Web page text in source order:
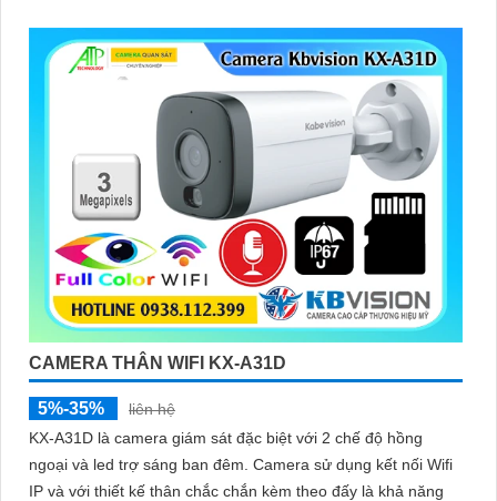
CAMERA THÂN WIFI KX-A31D
5%-35%
liên hệ
KX-A31D là camera giám sát đặc biệt với 2 chế độ hồng
ngoại và led trợ sáng ban đêm. Camera sử dụng kết nối Wifi
IP và với thiết kế thân chắc chắn kèm theo đấy là khả năng